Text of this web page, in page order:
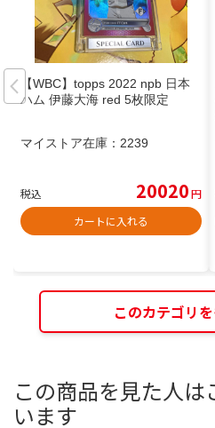
【WBC】topps 2022 npb 日本
ハム 伊藤大海 red 5枚限定
マイストア在庫： 2239
税込 20020円
カートに入れる
このカテゴリ
この商品を見た人
います